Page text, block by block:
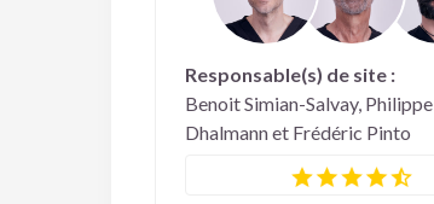
Responsable(s) de site :
Benoit Simian-Salvay, Philippe
Dhalmann et Frédéric Pinto